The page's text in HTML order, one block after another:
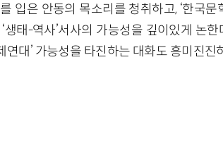
입은 안동의 목소리를 청취하고, ‘한국문
생태-역사’서사의 가능성을 깊이있게 논
연대’ 가능성을 타진하는 대화도 흥미진진